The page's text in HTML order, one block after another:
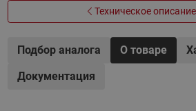
Техническое
Подбор аналога О товаре
Документация